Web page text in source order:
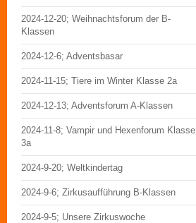
2024-12-20; Weihnachtsforum der B-
Klassen
2024-12-6; Adventsbasar
2024-11-15; Tiere im Winter Klasse 2a
2024-12-13; Adventsforum A-Klassen
2024-11-8; Vampir und Hexenforum Klasse
3a
2024-9-20; Weltkindertag
2024-9-6; Zirkusaufführung B-Klassen
2024-9-5; Unsere Zirkuswoche